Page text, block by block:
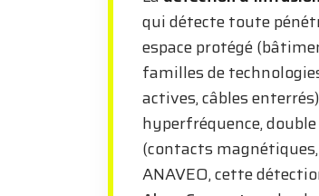
qui détecte toute
espace protégé
familles de
actives, câbles
hyperfréquence,
(contacts
ANAVEO, cette